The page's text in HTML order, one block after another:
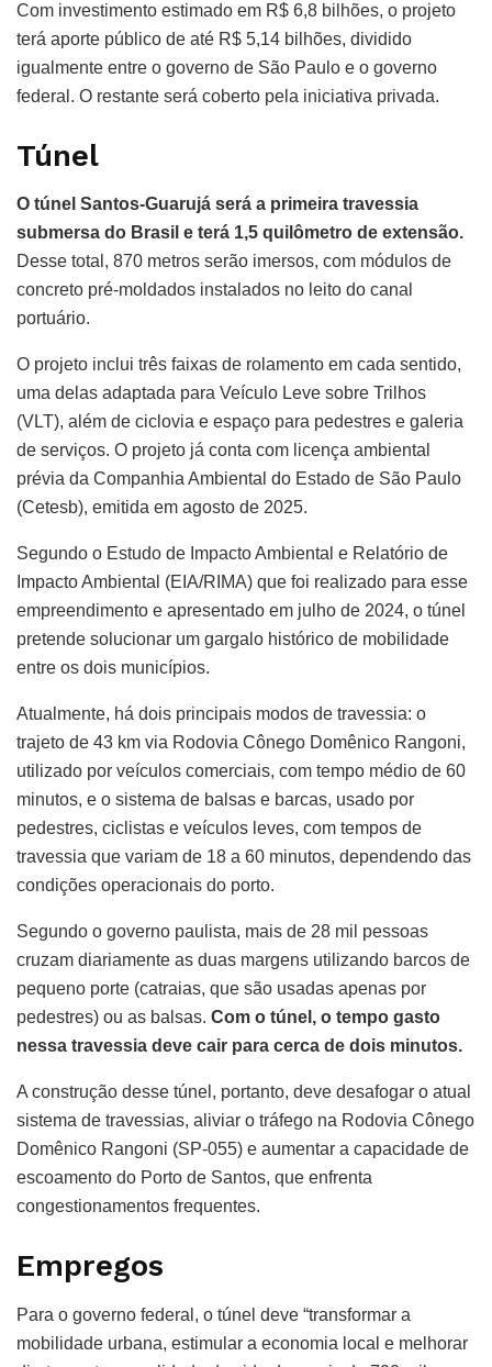
Com investimento estimado em R$ 6,8 bilhões, o projeto
terá aporte público de até R$ 5,14 bilhões, dividido
igualmente entre o governo de São Paulo e o governo
federal. O restante será coberto pela iniciativa privada.
Túnel
O túnel Santos-Guarujá será a primeira travessia
submersa do Brasil e terá 1,5 quilômetro de extensão.
Desse total, 870 metros serão imersos, com módulos de
concreto pré-moldados instalados no leito do canal
portuário.
O projeto inclui três faixas de rolamento em cada sentido,
uma delas adaptada para Veículo Leve sobre Trilhos
(VLT), além de ciclovia e espaço para pedestres e galeria
de serviços. O projeto já conta com licença ambiental
prévia da Companhia Ambiental do Estado de São Paulo
(Cetesb), emitida em agosto de 2025.
Segundo o Estudo de Impacto Ambiental e Relatório de
Impacto Ambiental (EIA/RIMA) que foi realizado para esse
empreendimento e apresentado em julho de 2024, o túnel
pretende solucionar um gargalo histórico de mobilidade
entre os dois municípios.
Atualmente, há dois principais modos de travessia: o
trajeto de 43 km via Rodovia Cônego Domênico Rangoni,
utilizado por veículos comerciais, com tempo médio de 60
minutos, e o sistema de balsas e barcas, usado por
pedestres, ciclistas e veículos leves, com tempos de
travessia que variam de 18 a 60 minutos, dependendo das
condições operacionais do porto.
Segundo o governo paulista, mais de 28 mil pessoas
cruzam diariamente as duas margens utilizando barcos de
pequeno porte (catraias, que são usadas apenas por
pedestres) ou as balsas. Com o túnel, o tempo gasto
nessa travessia deve cair para cerca de dois minutos.
A construção desse túnel, portanto, deve desafogar o atual
sistema de travessias, aliviar o tráfego na Rodovia Cônego
Domênico Rangoni (SP-055) e aumentar a capacidade de
escoamento do Porto de Santos, que enfrenta
congestionamentos frequentes.
Empregos
Para o governo federal, o túnel deve “transformar a
mobilidade urbana, estimular a economia local e melhorar